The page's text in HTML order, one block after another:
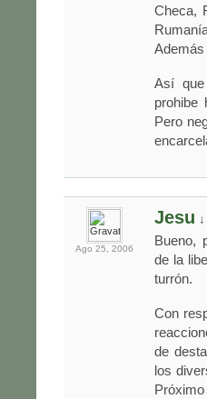
Checa,
Además
Así
prohibe
Pero
Ago 25, 2006
Jesu ↓
Bueno,
de la
turrón.
Con
de
los